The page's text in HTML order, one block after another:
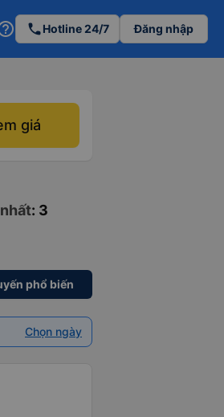
phoneHotline 24/7 Đăng nhập
giá
: 3
phổ biến
Chọn ngày